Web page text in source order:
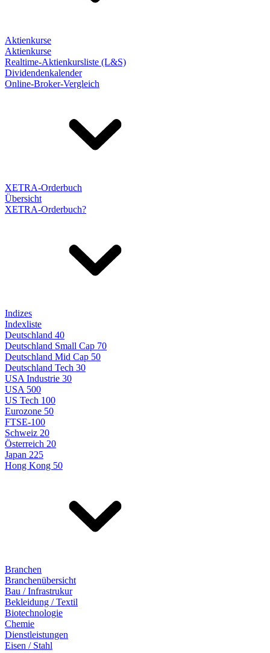
Aktienkurse
Aktienkurse
Realtime-Aktienkursliste (L&S)
Dividendenkalender
Online-Broker-Vergleich
XETRA-Orderbuch
Übersicht
XETRA-Orderbuch?
Indizes
Indexliste
Deutschland 40
Deutschland Small Cap 70
Deutschland Mid Cap 50
Deutschland Tech 30
USA Industrie 30
USA 500
US Tech 100
Eurozone 50
FTSE-100
Schweiz 20
Österreich 20
Japan 225
Hong Kong 50
Branchen
Branchenübersicht
Bau / Infrastrukur
Bekleidung / Textil
Biotechnologie
Chemie
Dienstleistungen
Eisen / Stahl